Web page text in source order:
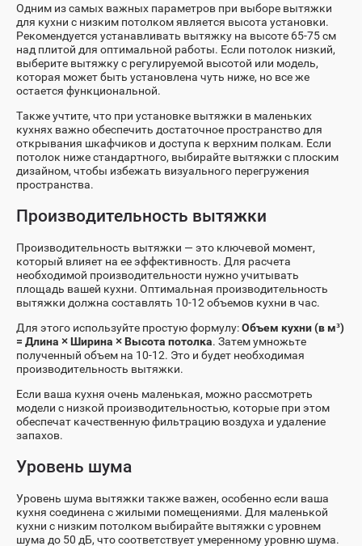
Одним из самых важных параметров при выборе вытяжки
для кухни с низким потолком является высота установки.
Рекомендуется устанавливать вытяжку на высоте 65-75 см
над плитой для оптимальной работы. Если потолок низкий,
выберите вытяжку с регулируемой высотой или модель,
которая может быть установлена чуть ниже, но все же
остается функциональной.
Также учтите, что при установке вытяжки в маленьких
кухнях важно обеспечить достаточное пространство для
открывания шкафчиков и доступа к верхним полкам. Если
потолок ниже стандартного, выбирайте вытяжки с плоским
дизайном, чтобы избежать визуального перегружения
пространства.
Производительность вытяжки
Производительность вытяжки — это ключевой момент,
который влияет на ее эффективность. Для расчета
необходимой производительности нужно учитывать
площадь вашей кухни. Оптимальная производительность
вытяжки должна составлять 10-12 объемов кухни в час.
Для этого используйте простую формулу:Объем кухни (в м³)
= Длина × Ширина × Высота потолка. Затем умножьте
полученный объем на 10-12. Это и будет необходимая
производительность вытяжки.
Если ваша кухня очень маленькая, можно рассмотреть
модели с низкой производительностью, которые при этом
обеспечат качественную фильтрацию воздуха и удаление
запахов.
Уровень шума
Уровень шума вытяжки также важен, особенно если ваша
кухня соединена с жилыми помещениями. Для маленькой
кухни с низким потолком выбирайте вытяжки с уровнем
шума до 50 дБ, что соответствует умеренному уровню шума.